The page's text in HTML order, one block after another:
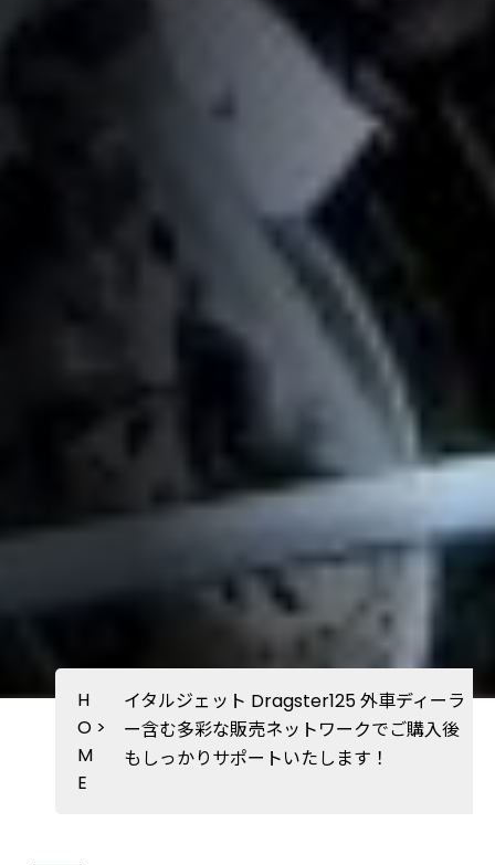
H
O
M
E
>
イタルジェット Dragster125 外車ディーラ
ー含む多彩な販売ネットワークでご購入後
もしっかりサポートいたします！